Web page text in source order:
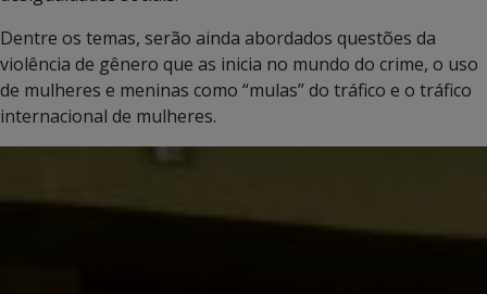
Dentre os temas, serão ainda abordados questões da
violência de gênero que as inicia no mundo do crime, o uso
de mulheres e meninas como “mulas” do tráfico e o tráfico
internacional de mulheres.